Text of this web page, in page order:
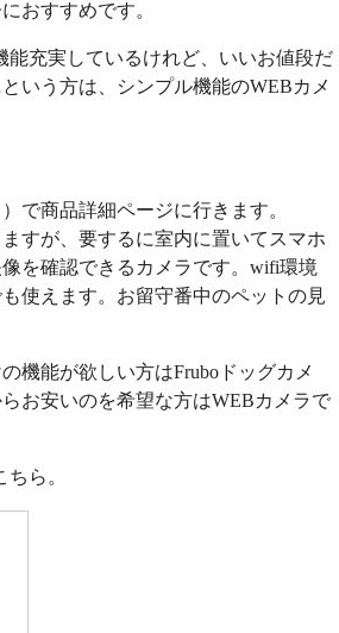
おすすめです。
能充実しているけれど、いいお値段だ
いう方は、シンプル機能のWEBカメ
で商品詳細ページに行きます。
すが、要するに室内に置いてスマホ
を確認できるカメラです。wifi環境
使えます。お留守番中のペットの見
機能が欲しい方はFruboドッグカメ
お安いのを希望な方はWEBカメラで
ら。